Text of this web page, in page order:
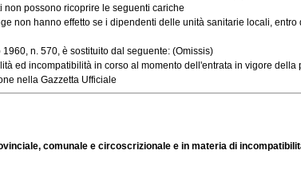
possono ricoprire le seguenti cariche
hanno effetto se i dipendenti delle unità sanitarie locali, entro
n. 570, è sostituito dal seguente: (Omissis)
incompatibilità in corso al momento dell'entrata in vigore della
nella Gazzetta Ufficiale
comunale e circoscrizionale e in materia di